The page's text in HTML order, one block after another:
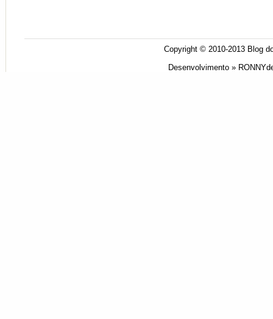
Copyright © 2010-2013 Blog
Desenvolvimento »